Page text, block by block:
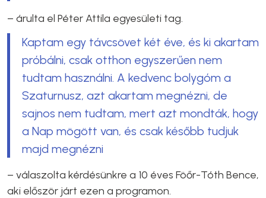
– árulta el Péter Attila egyesületi tag.
Kaptam egy távcsövet két éve, és ki akartam
próbálni, csak otthon egyszerűen nem
tudtam használni. A kedvenc bolygóm a
Szaturnusz, azt akartam megnézni, de
sajnos nem tudtam, mert azt mondták, hogy
a Nap mögött van, és csak később tudjuk
majd megnézni
– válaszolta kérdésünkre a 10 éves Föőr-Tóth Bence,
aki először járt ezen a programon.